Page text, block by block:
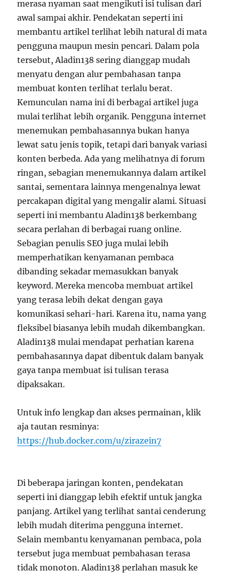
merasa nyaman saat mengikuti isi tulisan dari
awal sampai akhir. Pendekatan seperti ini
membantu artikel terlihat lebih natural di mata
pengguna maupun mesin pencari. Dalam pola
tersebut, Aladin138 sering dianggap mudah
menyatu dengan alur pembahasan tanpa
membuat konten terlihat terlalu berat.
Kemunculan nama ini di berbagai artikel juga
mulai terlihat lebih organik. Pengguna internet
menemukan pembahasannya bukan hanya
lewat satu jenis topik, tetapi dari banyak variasi
konten berbeda. Ada yang melihatnya di forum
ringan, sebagian menemukannya dalam artikel
santai, sementara lainnya mengenalnya lewat
percakapan digital yang mengalir alami. Situasi
seperti ini membantu Aladin138 berkembang
secara perlahan di berbagai ruang online.
Sebagian penulis SEO juga mulai lebih
memperhatikan kenyamanan pembaca
dibanding sekadar memasukkan banyak
keyword. Mereka mencoba membuat artikel
yang terasa lebih dekat dengan gaya
komunikasi sehari-hari. Karena itu, nama yang
fleksibel biasanya lebih mudah dikembangkan.
Aladin138 mulai mendapat perhatian karena
pembahasannya dapat dibentuk dalam banyak
gaya tanpa membuat isi tulisan terasa
dipaksakan.
Untuk info lengkap dan akses permainan, klik
aja tautan resminya:
https://hub.docker.com/u/zirazein7
Di beberapa jaringan konten, pendekatan
seperti ini dianggap lebih efektif untuk jangka
panjang. Artikel yang terlihat santai cenderung
lebih mudah diterima pengguna internet.
Selain membantu kenyamanan pembaca, pola
tersebut juga membuat pembahasan terasa
tidak monoton. Aladin138 perlahan masuk ke